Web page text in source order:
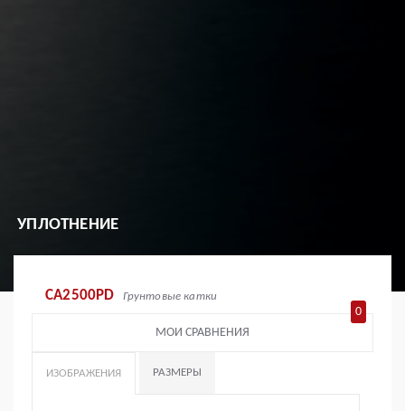
УПЛОТНЕНИЕ
CA2500PD Грунтовые катки
0
МОИ СРАВНЕНИЯ
ИЗОБРАЖЕНИЯ РАЗМЕРЫ